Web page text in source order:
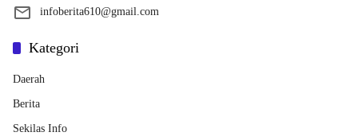
infoberita610@gmail.com
Kategori
Daerah
Berita
Sekilas Info